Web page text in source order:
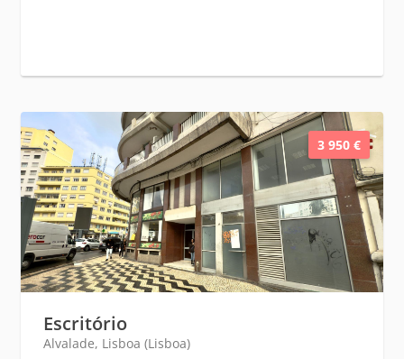
3 950 €
Escritório
Alvalade, Lisboa (Lisboa)